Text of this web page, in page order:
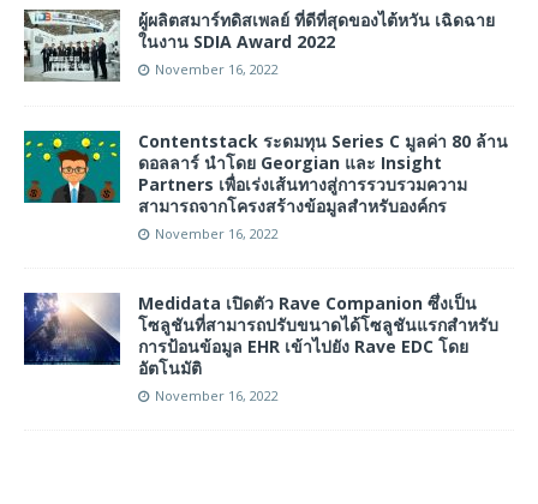
ผู้ผลิตสมาร์ทดิสเพลย์ ที่ดีที่สุดของไต้หวัน เฉิดฉาย
ในงาน SDIA Award 2022
November 16, 2022
Contentstack ระดมทุน Series C มูลค่า 80 ล้าน
ดอลลาร์ นำโดย Georgian และ Insight
Partners เพื่อเร่งเส้นทางสู่การรวบรวมความ
สามารถจากโครงสร้างข้อมูลสำหรับองค์กร
November 16, 2022
Medidata เปิดตัว Rave Companion ซึ่งเป็น
โซลูชันที่สามารถปรับขนาดได้โซลูชันแรกสำหรับ
การป้อนข้อมูล EHR เข้าไปยัง Rave EDC โดย
อัตโนมัติ
November 16, 2022